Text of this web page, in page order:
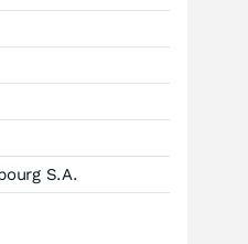
S.A.